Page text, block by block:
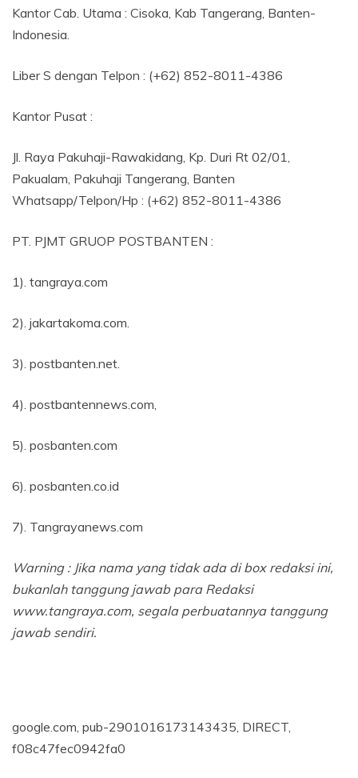
Kantor Cab. Utama : Cisoka, Kab Tangerang, Banten-
Indonesia.
Liber S dengan Telpon : (+62) 852-8011-4386
Kantor Pusat :
Jl. Raya Pakuhaji-Rawakidang, Kp. Duri Rt 02/01,
Pakualam, Pakuhaji Tangerang, Banten
Whatsapp/Telpon/Hp : (+62) 852-8011-4386
PT. PJMT GRUOP POSTBANTEN :
1). tangraya.com
2). jakartakoma.com.
3). postbanten.net.
4). postbantennews.com,
5). posbanten.com
6). posbanten.co.id
7). Tangrayanews.com
Warning : Jika nama yang tidak ada di box redaksi ini,
bukanlah tanggung jawab para Redaksi
www.tangraya.com, segala perbuatannya tanggung
jawab sendiri.
google.com, pub-2901016173143435, DIRECT,
f08c47fec0942fa0